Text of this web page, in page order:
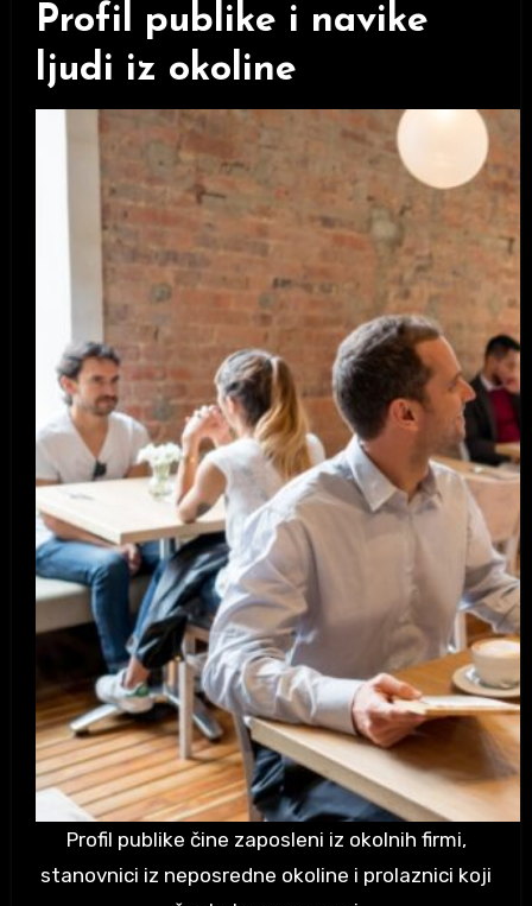
Profil publike i navike
ljudi iz okoline
Profil publike čine zaposleni iz okolnih firmi,
stanovnici iz neposredne okoline i prolaznici koji